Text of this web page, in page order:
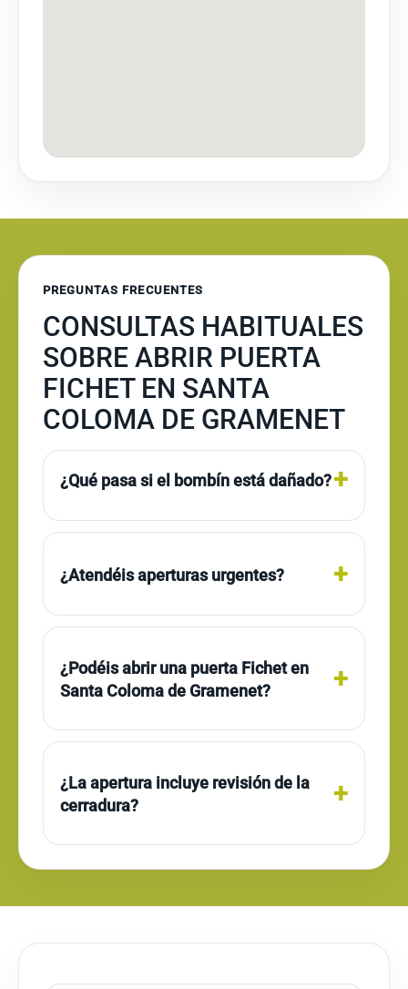
PREGUNTAS FRECUENTES
CONSULTAS HABITUALES
SOBRE ABRIR PUERTA
FICHET EN SANTA
COLOMA DE GRAMENET
¿Qué pasa si el bombín está dañado?
¿Atendéis aperturas urgentes?
¿Podéis abrir una puerta Fichet en
Santa Coloma de Gramenet?
¿La apertura incluye revisión de la
cerradura?